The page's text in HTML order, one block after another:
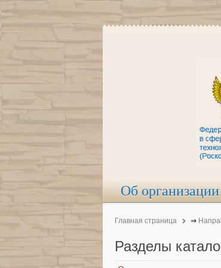
Об организации
Главная страница ⇒
Разделы